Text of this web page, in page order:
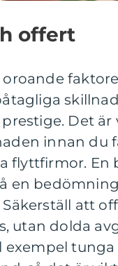
offert
oroande
Det
innan du
flyttfirmor. En
en
att
utan dolda